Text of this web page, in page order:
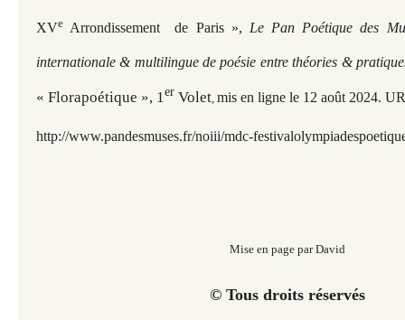
XVe Arrondissement de Paris », Le Pan Poétique des
internationale & multilingue de poésie entre théories &
« Florapoétique », 1er Volet mis en ligne le 12 août 2024.
http://www.pandesmuses.fr/noiii/mdc-
Mise en page par David
© Tous droits réservés